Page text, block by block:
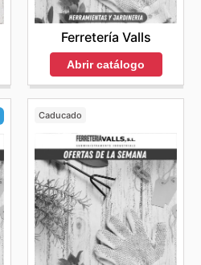
Ferretería Valls
Abrir catálogo
Caducado